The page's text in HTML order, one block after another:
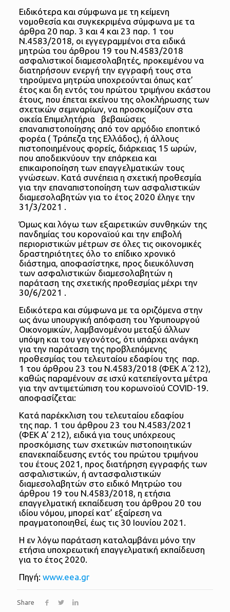
Ειδικότερα και σύμφωνα με τη κείμενη
νομοθεσία και συγκεκριμένα σύμφωνα με τα
άρθρα 20 παρ. 3 και 4 και 23 παρ. 1 του
Ν.4583/2018, οι εγγεγραμμένοι στα ειδικά
μητρώα του άρθρου 19 του Ν.4583/2018
ασφαλιστικοί διαμεσολαβητές, προκειμένου να
διατηρήσουν ενεργή την εγγραφή τους στα
τηρούμενα μητρώα υποχρεούνται όπως κατ’
έτος και δη εντός του πρώτου τριμήνου εκάστου
έτους, που έπεται εκείνου της ολοκλήρωσης των
σχετικών σεμιναρίων, να προσκομίζουν στα
οικεία Επιμελητήρια βεβαιώσεις
επαναπιστοποίησης από τον αρμόδιο εποπτικό
φορέα ( Τράπεζα της Ελλάδος), ή άλλους
πιστοποιημένους φορείς, διάρκειας 15 ωρών,
που αποδεικνύουν την επάρκεια και
επικαιροποίηση των επαγγελματικών τους
γνώσεων. Κατά συνέπεια η σχετική προθεσμία
για την επαναπιστοποίηση των ασφαλιστικών
διαμεσολαβητών για το έτος 2020 έληγε την
31/3/2021 .
Όμως και λόγω των εξαιρετικών συνθηκών της
πανδημίας του κοροναϊού και την επιβολή
περιοριστικών μέτρων σε όλες τις οικονομικές
δραστηριότητες όλο το επίδικο χρονικό
διάστημα, αποφασίστηκε, προς διευκόλυνση
των ασφαλιστικών διαμεσολαβητών η
παράταση της σχετικής προθεσμίας μέχρι την
30/6/2021 .
Ειδικότερα και σύμφωνα με τα οριζόμενα στην
ως άνω υπουργική απόφαση του Υφυπουργού
Οικονομικών, λαμβανομένου μεταξύ άλλων
υπόψη και του γεγονότος, ότι υπάρχει ανάγκη
για την παράταση της προβλεπόμενης
προθεσμίας του τελευταίου εδαφίου της παρ.
1 του άρθρου 23 του Ν.4583/2018 (ΦΕΚ Α΄212),
καθώς παραμένουν σε ισχύ κατεπείγοντα μέτρα
για την αντιμετώπιση του κορωνοϊού COVID-19.
αποφασίζεται:
Κατά παρέκκλιση του τελευταίου εδαφίου
της παρ. 1 του άρθρου 23 του Ν.4583/2021
(ΦΕΚ Α’ 212), ειδικά για τους υπόχρεους
προσκόμισης των σχετικών πιστοποιητικών
επανεκπαίδευσης εντός του πρώτου τριμήνου
του έτους 2021, προς διατήρηση εγγραφής των
ασφαλιστικών, ή αντασφαλιστικών
διαμεσολαβητών στο ειδικό Μητρώο του
άρθρου 19 του Ν.4583/2018, η ετήσια
επαγγελματική εκπαίδευση του άρθρου 20 του
ιδίου νόμου, μπορεί κατ’ εξαίρεση να
πραγματοποιηθεί, έως τις 30 Ιουνίου 2021.
Η εν λόγω παράταση καταλαμβάνει μόνο την
ετήσια υποχρεωτική επαγγελματική εκπαίδευση
για το έτος 2020.
Πηγή: www.eea.gr
Share